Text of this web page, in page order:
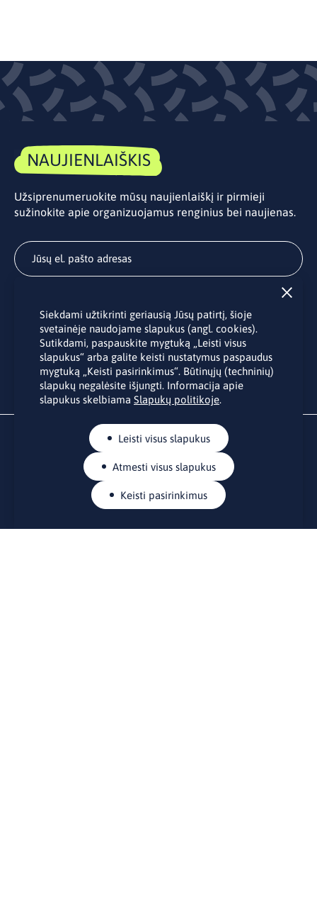
NAUJIENLAIŠKIS
Užsiprenumeruokite mūsų naujienlaiškį ir pirmieji
sužinokite apie organizuojamus renginius bei naujienas.
Užsakydami LINO biuro naujienlaiškį Jūs sutinkate su Jūsų
asmens duomenų tvarkymu pateiktu “Privatumo politikoje
Siekdami užtikrinti geriausią Jūsų patirtį, šioje
svetainėje naudojame slapukus (angl. cookies).
Sutikdami, paspauskite mygtuką „Leisti visus
slapukus“ arba galite keisti nustatymus paspaudus
mygtuką „Keisti pasirinkimus“. Būtinųjų (techninių)
slapukų negalėsite išjungti. Informacija apie
slapukus skelbiama Slapukų politikoje.
Leisti visus slapukus
Atmesti visus slapukus
Keisti pasirinkimus